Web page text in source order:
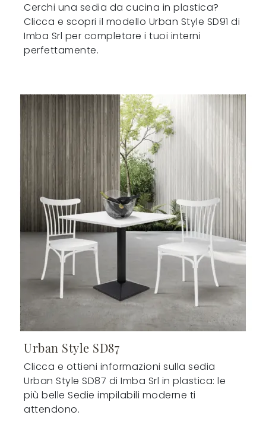
Cerchi una sedia da cucina in plastica?
Clicca e scopri il modello Urban Style SD91 di
Imba Srl per completare i tuoi interni
perfettamente.
Urban Style SD87
Clicca e ottieni informazioni sulla sedia
Urban Style SD87 di Imba Srl in plastica: le
più belle Sedie impilabili moderne ti
attendono.